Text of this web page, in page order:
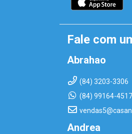
Fale com
Abrahao
(84) 3203-3306
(84) 99164-4517
Andrea